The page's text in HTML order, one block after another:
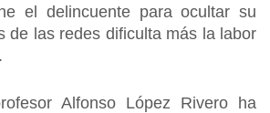
el delincuente para ocultar su
de las redes dificulta más la labor
Alfonso López Rivero ha